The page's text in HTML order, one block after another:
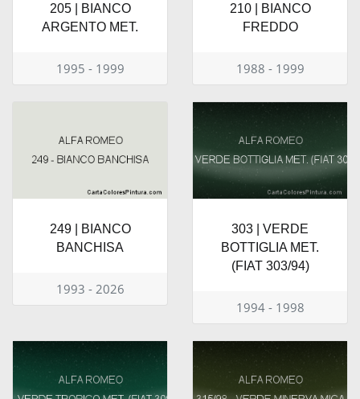
205 | BIANCO
ARGENTO MET.
1995 - 1999
210 | BIANCO
FREDDO
1988 - 1999
249 | BIANCO
BANCHISA
1993 - 2026
303 | VERDE
BOTTIGLIA MET.
(FIAT 303/94)
1994 - 1998